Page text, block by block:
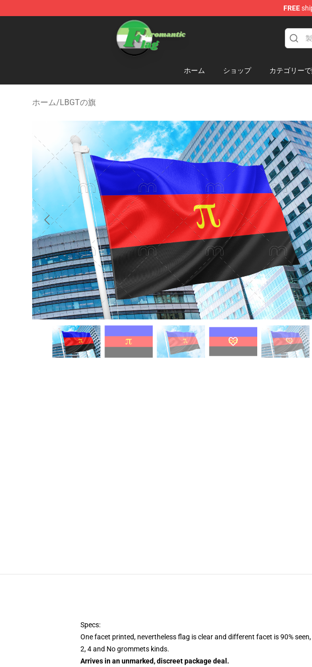
FREE
Aromantic Flag Shop - The Best Store of Aromantic Flag
ホーム ショップ カテゴリーで
ホーム/LBGTの旗
Specs:
One facet printed, nevertheless flag is clear and different facet is 90%
2, 4 and No grommets kinds.
Arrives in an unmarked, discreet package deal.